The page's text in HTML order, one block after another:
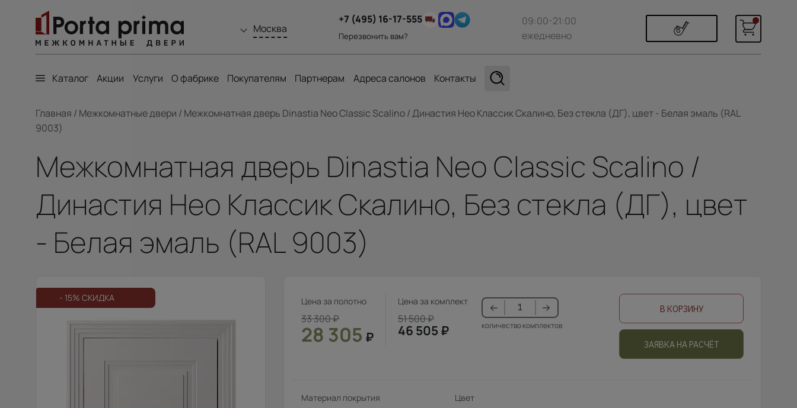
Москва
+7 (495) 16-17-555
Перезвонить вам?
09:00-21:00
ежедневно
Каталог Акции Услуги О фабрике Покупателям Партнерам Адреса салонов Контакты
Главная / Межкомнатные двери / Межкомнатная дверь Dinastia Neo Classic Scalino / Династия Нео Классик Скалино, Без стекла (ДГ), цвет - Белая эмаль (RAL
9003)
Межкомнатная дверь Dinastia Neo Classic Scalino /
Династия Нео Классик Скалино, Без стекла (ДГ), цвет
- Белая эмаль (RAL 9003)
- 15% СКИДКА Цена за полотно
33 300₽
28 305 ₽
Цена за комплект
51 500₽
46 505₽ количество комплектов
В КОРЗИНУ
ЗАЯВКА НА РАСЧЁТ
Материал покрытия
Цвет